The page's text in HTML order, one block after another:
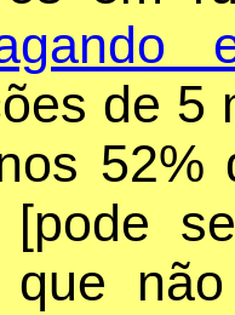
de 5
52%
[pode
que